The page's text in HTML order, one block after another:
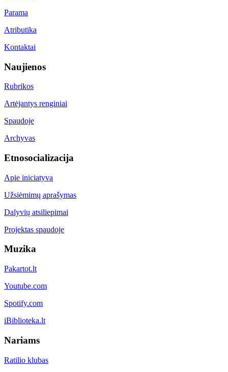
Parama
Atributika
Kontaktai
Naujienos
Rubrikos
Artėjantys renginiai
Spaudoje
Archyvas
Etnosocializacija
Apie iniciatyvą
Užsiėmimų aprašymas
Dalyvių atsiliepimai
Projektas spaudoje
Muzika
Pakartot.lt
Youtube.com
Spotify.com
iBiblioteka.lt
Nariams
Ratilio klubas